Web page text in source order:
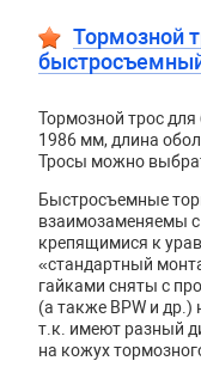
Тормозной
Тормозной трос
1986 мм, длина
Тросы можно
Быстросъемные
взаимозаменяемы
крепящимися к
«стандартный
гайками сняты с
(а также BPWи др.)
т.к. имеют разный
на кожух